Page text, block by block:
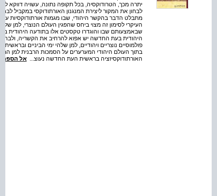
יתרה מכך, הטרודוקסיה, בכל תקופה נתונה, עשויה דווקא
לבחון את המקור ליצירת המנגנון האורתודוקסי במקביל
מתבלט הדבר בהקשר היהודי, שבו מגמות אורתודוקסיות
העיקרי לסימון זה מצוי ביחס שהפגין העולם הנוצרי, למן
שבאמצעותם שבו והוגדרו טקסטים אלו בתודעה היהודית
היהודית בעת החדשה יש אפוא להרחיב את הקשריה,
פולמוסיים נוצריים ויהודיים, למן שלהי ימי הביניים
האורתודוקסיזציה בראשית העת החדשה נעוצ... אל הספר